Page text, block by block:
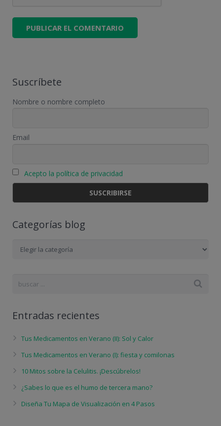
Suscríbete
Nombre o nombre completo
Email
Acepto la política de privacidad
Categorías blog
Entradas recientes
Tus Medicamentos en Verano (II): Sol y Calor
Tus Medicamentos en Verano (I): fiesta y comilonas
10 Mitos sobre la Celulitis. ¡Descúbrelos!
¿Sabes lo que es el humo de tercera mano?
Diseña Tu Mapa de Visualización en 4 Pasos